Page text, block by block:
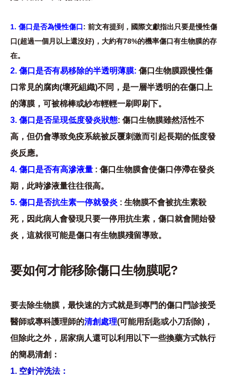
1. 傷口是否為慢性傷口: 前文有提到，國際文獻指出只要是慢性傷
口(超過一個月以上還沒好)，大約有78%的機率傷口有生物膜的存
在。
2. 傷口是否有易移除的半透明薄膜: 傷口生物膜跟慢性傷
口常見的腐肉(壞死組織)不同，是一層半透明的在傷口上
的薄膜，可被棉棒或紗布輕輕一刷即刷下。
3. 傷口是否呈現低度發炎狀態: 傷口生物膜雖然活性不
高，但仍會導致免疫系統被反覆刺激而引起長期的低度發
炎反應。
4. 傷口是否有高滲液量 : 傷口生物膜會使傷口停滯在發炎
期，此時滲液量往往很高。
5. 傷口是否抗生素一停就發炎 : 生物膜不會被抗生素殺
死，因此病人會發現只要一停用抗生素，傷口就會開始發
炎，這就很可能是傷口有生物膜殘留導致。
要如何才能移除傷口生物膜呢?
要去除生物膜，最快速的方式就是到專門的傷口門診接受
醫師或專科護理師的清創處理(可能用刮匙或小刀刮除)，
但除此之外，居家病人還可以利用以下一些換藥方式執行
的簡易清創：
1. 空針沖洗法：